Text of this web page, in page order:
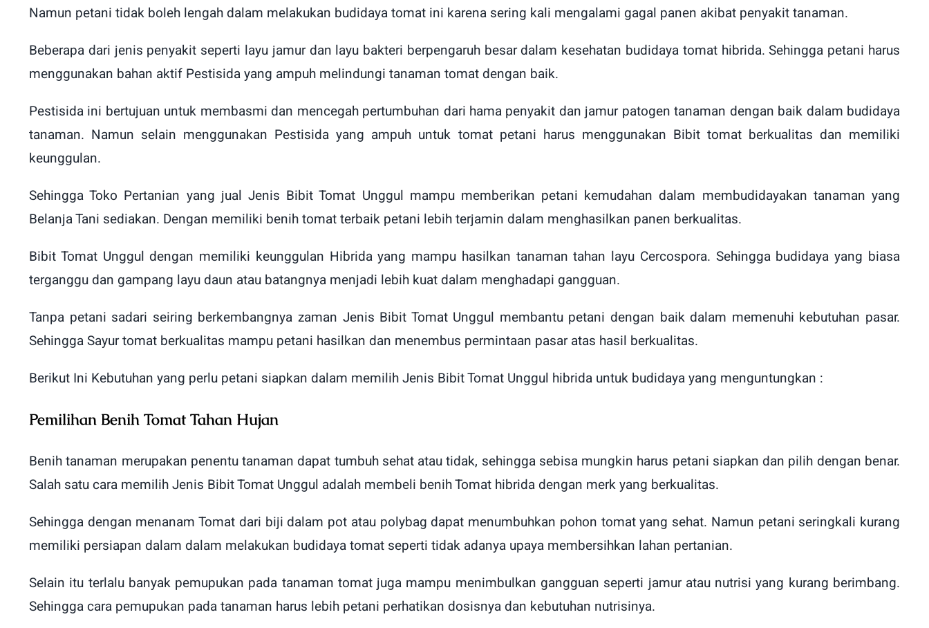
Namun petani tidak boleh lengah dalam melakukan budidaya tomat ini karena sering kali mengalami gagal panen akibat penyakit tanaman.
Beberapa dari jenis penyakit seperti layu jamur dan layu bakteri berpengaruh besar dalam kesehatan budidaya tomat hibrida. Sehingga petani harus
menggunakan bahan aktif Pestisida yang ampuh melindungi tanaman tomat dengan baik.
Pestisida ini bertujuan untuk membasmi dan mencegah pertumbuhan dari hama penyakit dan jamur patogen tanaman dengan baik dalam budidaya
tanaman. Namun selain menggunakan Pestisida yang ampuh untuk tomat petani harus menggunakan Bibit tomat berkualitas dan memiliki
keunggulan.
Sehingga Toko Pertanian yang jual Jenis Bibit Tomat Unggul mampu memberikan petani kemudahan dalam membudidayakan tanaman yang
Belanja Tani sediakan. Dengan memiliki benih tomat terbaik petani lebih terjamin dalam menghasilkan panen berkualitas.
Bibit Tomat Unggul dengan memiliki keunggulan Hibrida yang mampu hasilkan tanaman tahan layu Cercospora. Sehingga budidaya yang biasa
terganggu dan gampang layu daun atau batangnya menjadi lebih kuat dalam menghadapi gangguan.
Tanpa petani sadari seiring berkembangnya zaman Jenis Bibit Tomat Unggul membantu petani dengan baik dalam memenuhi kebutuhan pasar.
Sehingga Sayur tomat berkualitas mampu petani hasilkan dan menembus permintaan pasar atas hasil berkualitas.
Berikut Ini Kebutuhan yang perlu petani siapkan dalam memilih Jenis Bibit Tomat Unggul hibrida untuk budidaya yang menguntungkan :
Pemilihan Benih Tomat Tahan Hujan
Benih tanaman merupakan penentu tanaman dapat tumbuh sehat atau tidak, sehingga sebisa mungkin harus petani siapkan dan pilih dengan benar.
Salah satu cara memilih Jenis Bibit Tomat Unggul adalah membeli benih Tomat hibrida dengan merk yang berkualitas.
Sehingga dengan menanam Tomat dari biji dalam pot atau polybag dapat menumbuhkan pohon tomat yang sehat. Namun petani seringkali kurang
memiliki persiapan dalam dalam melakukan budidaya tomat seperti tidak adanya upaya membersihkan lahan pertanian.
Selain itu terlalu banyak pemupukan pada tanaman tomat juga mampu menimbulkan gangguan seperti jamur atau nutrisi yang kurang berimbang.
Sehingga cara pemupukan pada tanaman harus lebih petani perhatikan dosisnya dan kebutuhan nutrisinya.